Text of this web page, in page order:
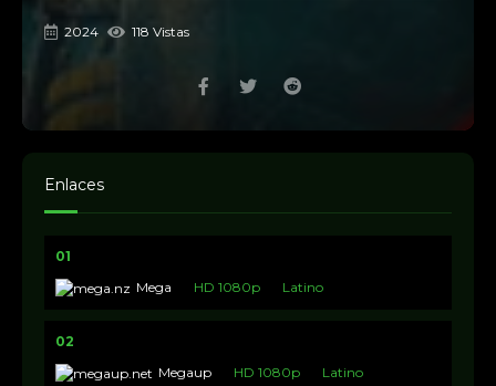
2024 118 Vistas
Enlaces
01
Mega
HD 1080p Latino
02
Megaup
HD 1080p Latino